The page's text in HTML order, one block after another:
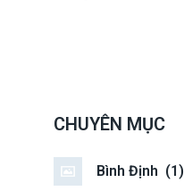
CHUYÊN MỤC
Bình Định (1)